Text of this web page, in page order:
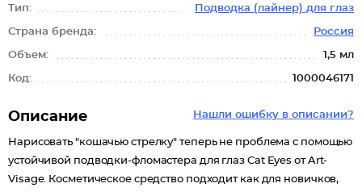
Тип: Подводка (лайнер) для глаз
Страна бренда: Россия
Объем: 1,5 мл
Код: 1000046171
Нашли ошибку в описании?
Описание
Нарисовать "кошачью стрелку" теперь не проблема с помощью
устойчивой подводки-фломастера для глаз Cat Eyes от Art-
Visage. Косметическое средство подходит как для новичков,